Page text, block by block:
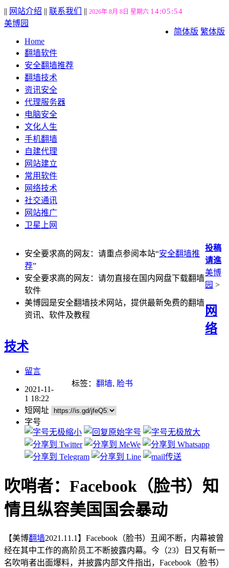
|| 网站介绍 || 联系我们 || 2026年 8月 8日 星期六 14:05:55
简体版 繁体版
美博园
Home
翻墙软件
安全翻墙推荐
翻墙技术
资讯安全
代理服务器
电脑安全
文化人生
手机翻墙
自建代理
网站建立
常用软件
网络技术
社交通讯
网站推广
卫星上网
安全要求高的网友：请重点参阅本站“安全翻墙推
荐”
安全要求高的网友：请勿直接在国内网盘下载翻墙
软件
美博园是安全翻墙技术网站，提供最新免费的翻墙
资讯、软件及教程
投稿
请進
美博
园 >
网
络
技术
留言
标签： 翻墙, 脸书
2021-11-
1 18:22
短网址
字号
吹哨者：Facebook（脸书）知
情且纵容美国国会暴动
【美博翻墙2021.11.1】Facebook（脸书）丑闻不断，内幕被曾
经在其中工作的高阶员工不断披露内幕。今（23）日又有新一
名吹哨者出面爆料，并披露内部文件指出，Facebook（脸书）